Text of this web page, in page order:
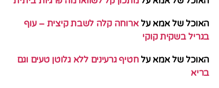
האוכל של אמא עלארוחה קלה לשבת קיצית – עוף
בגריל בשקית קוקי
האוכל של אמא עלחטיף גרעינים ללא גלוטן טעים וגם
בריא